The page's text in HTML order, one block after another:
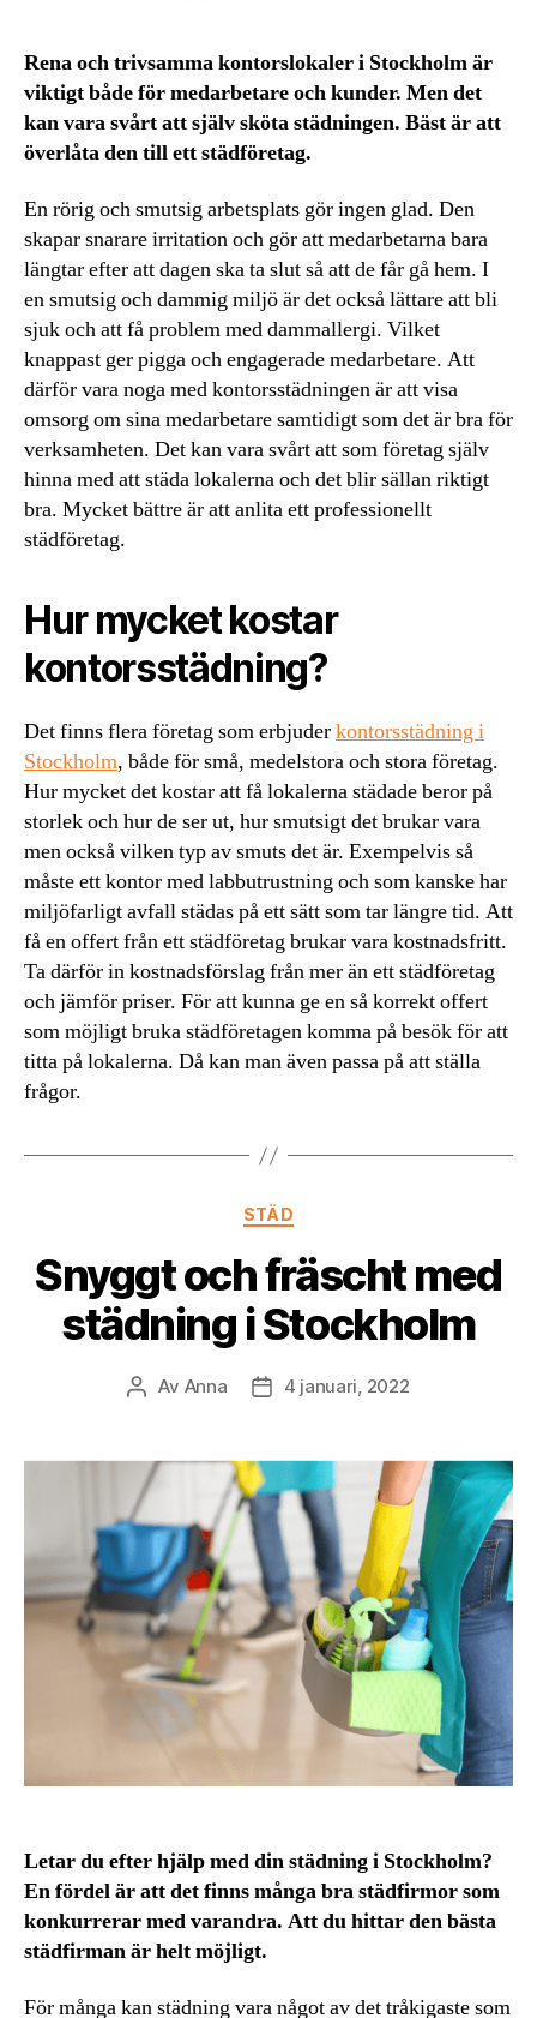
Rena och trivsamma kontorslokaler i Stockholm är
viktigt både för medarbetare och kunder. Men det
kan vara svårt att själv sköta städningen. Bäst är att
överlåta den till ett städföretag.
En rörig och smutsig arbetsplats gör ingen glad. Den
skapar snarare irritation och gör att medarbetarna bara
längtar efter att dagen ska ta slut så att de får gå hem. I
en smutsig och dammig miljö är det också lättare att bli
sjuk och att få problem med dammallergi. Vilket
knappast ger pigga och engagerade medarbetare. Att
därför vara noga med kontorsstädningen är att visa
omsorg om sina medarbetare samtidigt som det är bra för
verksamheten. Det kan vara svårt att som företag själv
hinna med att städa lokalerna och det blir sällan riktigt
bra. Mycket bättre är att anlita ett professionellt
städföretag.
Hur mycket kostar
kontorsstädning?
Det finns flera företag som erbjuderkontorsstädning i
Stockholm, både för små, medelstora och stora företag.
Hur mycket det kostar att få lokalerna städade beror på
storlek och hur de ser ut, hur smutsigt det brukar vara
men också vilken typ av smuts det är. Exempelvis så
måste ett kontor med labbutrustning och som kanske har
miljöfarligt avfall städas på ett sätt som tar längre tid. Att
få en offert från ett städföretag brukar vara kostnadsfritt.
Ta därför in kostnadsförslag från mer än ett städföretag
och jämför priser. För att kunna ge en så korrekt offert
som möjligt bruka städföretagen komma på besök för att
titta på lokalerna. Då kan man även passa på att ställa
frågor.
Kategorier
STÄD
Snyggt och fräscht med
städning i Stockholm
Inläggsförfattare
Av Anna Inläggsdatum
4 januari, 2022
Letar du efter hjälp med din städning i Stockholm?
En fördel är att det finns många bra städfirmor som
konkurrerar med varandra. Att du hittar den bästa
städfirman är helt möjligt.
För många kan städning vara något av det tråkigaste som